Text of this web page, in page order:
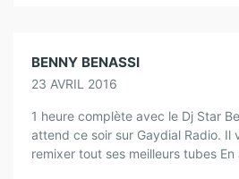
BENNY BENASSI
23 AVRIL 2016
1 heure complète avec le Dj Star
attend ce soir sur Gaydial Radio. Il
remixer tout ses meilleurs tubes